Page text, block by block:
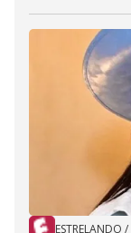
ESTRELANDO /